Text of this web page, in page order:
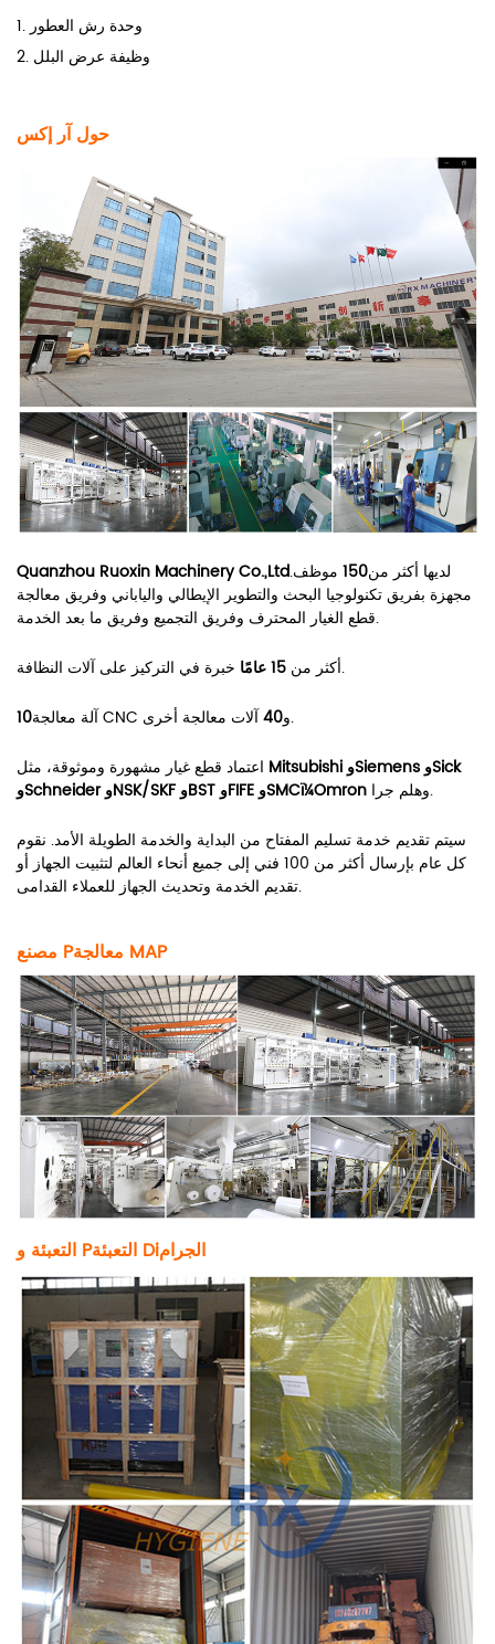
1. وحدة رش العطور
2. وظيفة عرض البلل
حول آر إكس
Quanzhou Ruoxin Machinery Co.,Ltd لديها أكثر من150 موظف.
مجهزة بفريق تكنولوجيا البحث والتطوير الإيطالي والياباني وفريق معالجة
قطع الغيار المحترف وفريق التجميع وفريق ما بعد الخدمة.
أكثر من 15 عامًا
خبرة في التركيز على آلات النظافة.
10
آلة معالجة CNC و40 آلات معالجة أخرى.
Mitsubishi وSiemens وSick
وSchneider وNSK/SKF وBST وFIFE وSMCï¼Omron
وهلم جرا.
سيتم تقديم خدمة تسليم المفتاح من البداية والخدمة الطويلة الأمد. نقوم
كل عام بإرسال أكثر من 100 فني إلى جميع أنحاء العالم لتثبيت الجهاز أو
تقديم الخدمة وتحديث الجهاز للعملاء القدامى.
مصنع Pمعالجة MAP
التعبئة و P التعبئة Diالجرام